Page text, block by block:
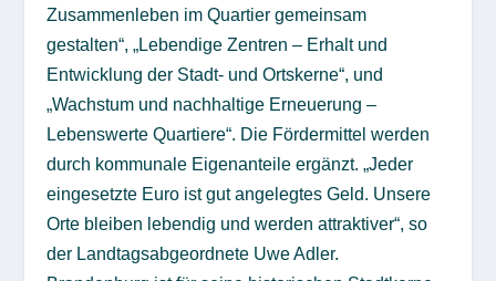
Zusammenleben im Quartier gemeinsam
gestalten“, „Lebendige Zentren – Erhalt und
Entwicklung der Stadt- und Ortskerne“, und
„Wachstum und nachhaltige Erneuerung –
Lebenswerte Quartiere“. Die Fördermittel werden
durch kommunale Eigenanteile ergänzt. „Jeder
eingesetzte Euro ist gut angelegtes Geld. Unsere
Orte bleiben lebendig und werden attraktiver“, so
der Landtagsabgeordnete Uwe Adler.